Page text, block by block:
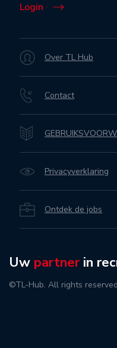
Login
Over TL Hub
Contact
Privacyverklaring
Ontdek de jobs
Uw partner in
©TL-Hub. All rights